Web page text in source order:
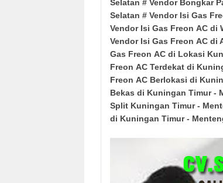
Selatan # Vendor Bongkar
Selatan # Vendor Isi Gas
Vendor Isi Gas Freon AC di
Vendor Isi Gas Freon AC di
Gas Freon AC di Lokasi
Freon AC Terdekat di
Freon AC Berlokasi di
Bekas di Kuningan Timur -
Split Kuningan Timur -
di Kuningan Timur -